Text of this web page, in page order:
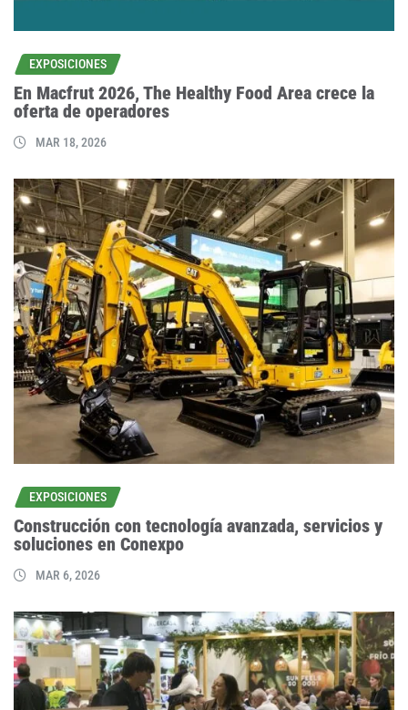
EXPOSICIONES
En Macfrut 2026, The Healthy Food Area crece la
oferta de operadores
MAR 18, 2026
EXPOSICIONES
Construcción con tecnología avanzada, servicios y
soluciones en Conexpo
MAR 6, 2026